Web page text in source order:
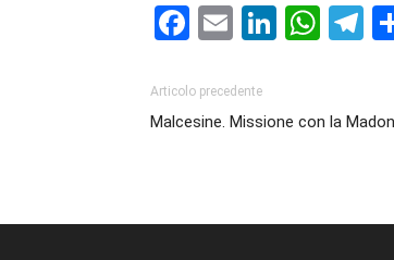
Facebook
Email
Articolo precedente
Malcesine. Missione con la